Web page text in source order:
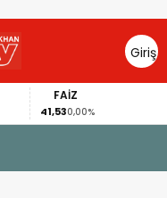
Giriş
Yap
FAİZ
41,530,00%